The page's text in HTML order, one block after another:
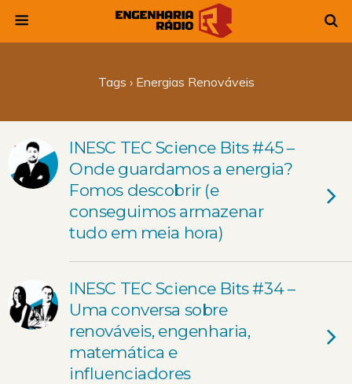
Tags › Energias Renováveis
INESC TEC Science Bits #45 –
Onde guardamos a energia?
Fomos descobrir (e
conseguimos armazenar
tudo em meia hora)
INESC TEC Science Bits #34 –
Uma conversa sobre
renováveis, engenharia,
matemática e
influenciadores